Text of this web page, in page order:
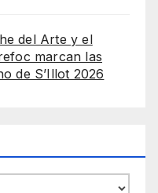
del Arte y el
marcan las
de S’Illot 2026